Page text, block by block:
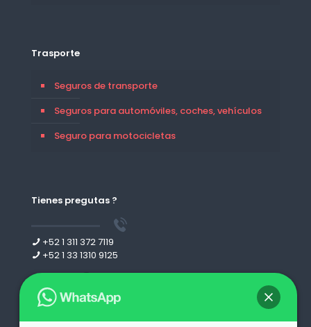
Trasporte
Seguros de transporte
Seguros para automóviles, coches, vehículos
Seguro para motocicletas
Tienes pregutas ?
+52 1 311 372 7119
+52 1 33 1310 9125
Leer más